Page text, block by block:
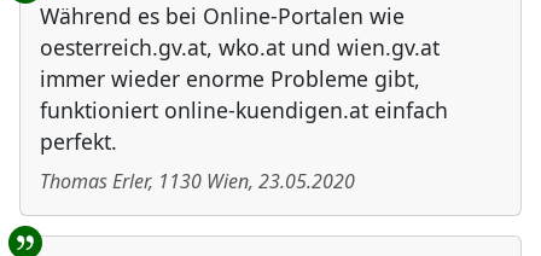
Während es bei Online-Portalen wie
oesterreich.gv.at, wko.at und wien.gv.at
immer wieder enorme Probleme gibt,
funktioniert online-kuendigen.at einfach
perfekt.
Thomas Erler, 1130 Wien, 23.05.2020